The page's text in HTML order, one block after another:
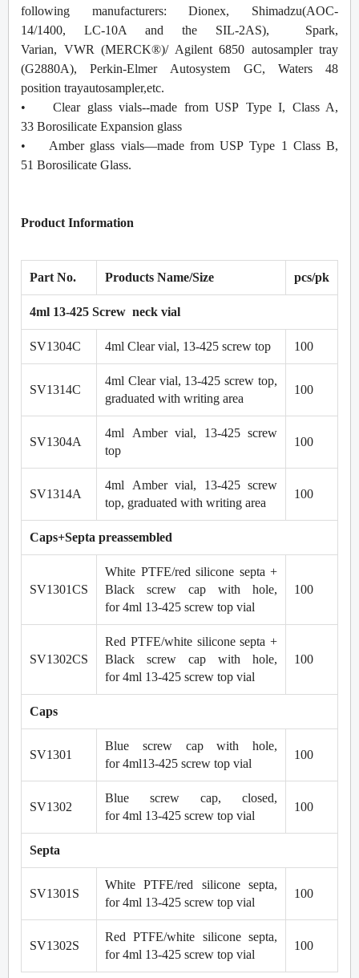
following manufacturers: Dionex, Shimadzu(AOC-
14/1400, LC-10A and the SIL-2AS), Spark,
Varian, VWR (MERCK®)/ Agilent 6850 autosampler tray
(G2880A), Perkin-Elmer Autosystem GC, Waters 48
position trayautosampler,etc.
• Clear glass vials--made from USP Type I, Class A,
33 Borosilicate Expansion glass
• Amber glass vials—made from USP Type 1 Class B,
51 Borosilicate Glass.
Product Information
Part No. Products Name/Size pcs/pk
4ml 13-425 Screw neck vial
SV1304C 4ml Clear vial, 13-425 screw top 100
SV1314C
4ml Clear vial, 13-425 screw top,
graduated with writing area
100
SV1304A
4ml Amber vial, 13-425 screw
top
100
SV1314A
4ml Amber vial, 13-425 screw
top, graduated with writing area
100
Caps+Septa preassembled
SV1301CS
White PTFE/red silicone septa +
Black screw cap with hole,
for 4ml 13-425 screw top vial
100
SV1302CS
Red PTFE/white silicone septa +
Black screw cap with hole,
for 4ml 13-425 screw top vial
100
Caps
SV1301
Blue screw cap with hole,
for 4ml13-425 screw top vial
100
SV1302
Blue screw cap, closed,
for 4ml 13-425 screw top vial
100
Septa
SV1301S
White PTFE/red silicone septa,
for 4ml 13-425 screw top vial
100
SV1302S
Red PTFE/white silicone septa,
for 4ml 13-425 screw top vial
100